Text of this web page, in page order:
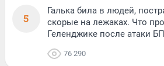
5
Галька била в людей,
скорые на лежаках. Что
Геленджике после атаки
76 290